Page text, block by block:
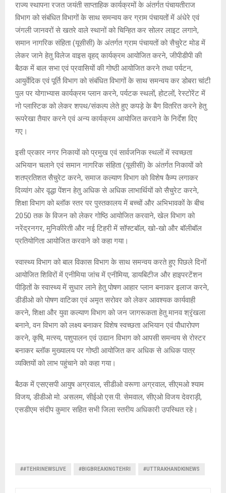
राज्य स्थापना रजत जयंती साप्ताहिक कार्यक्रमों के अंतर्गत पंचायतीराज
विभाग को संबंधित विभागों के साथ समन्वय कर ग्राम पंचायतों में अंधेरे एवं
जंगली जानवरों से खतरे वाले स्थानों को चिन्हित कर सोलर लाइट लगाने,
समान नागरिक संहिता (यूसीसी) के अंतर्गत ग्राम पंचायतों को सैचुरेट मोड में
लेकर जाने हेतु विलेज वाइस वृहद् कार्यक्रम आयोजित करने, जीपीडीपी की
बैठक में बाल सभा एवं प्रवासियों की गोष्ठी आयोजित करने तथा पर्यटन,
आयुर्वेदिक एवं पूर्ति विभाग को संबंधित विभागों के साथ समन्वय कर डोबरा चांटी
पुल पर योगाभ्यास कार्यक्रम प्लान करने, पर्यटक स्थलों, होटलों, रेस्टोरेंट में
नो प्लास्टिक को लेकर शपथ/संकल्प लेते हुए कपड़े के बैग वितरित करने हेतु
रूपरेखा तैयार करने एवं अन्य कार्यक्रम आयोजित करवाने के निर्देश दिए
गए।
इसी प्रकार नगर निकायों को प्रमुख एवं सार्वजनिक स्थलों में स्वच्छता
अभियान चलाने एवं समान नागरिक संहिता (यूसीसी) के अंतर्गत निकायों को
शतप्रतिशत सैचुरेट करने, समाज कल्याण विभाग को विशेष कैम्प लगाकर
दिव्यांग ओर वृद्धा पेंशन हेतु अधिक से अधिक लाभार्थियों को सैचुरेट करने,
शिक्षा विभाग को ब्लॉक स्तर पर पुस्तकालय में बच्चों और अभिभावकों के बीच
2050 तक के विजन को लेकर गोष्ठि आयोजित करवाने, खेल विभाग को
नरेंद्रनगर, मुनिकीरेती और नई टिहरी में सॉफ्टबॉल, खो-खो और बॉलीबॉल
प्रतियोगिता आयोजित करवाने को कहा गया।
स्वास्थ्य विभाग को बाल विकास विभाग के साथ समन्वय करते हुए पिछले दिनों
आयोजित शिविरों में एनीमिया जांच में एनीमिया, डायबिटीज और हाइपरटेंशन
पीड़ितों के स्वास्थ्य में सुधार लाने हेतु पोषण आहार प्लान बनाकर इलाज करने,
डीडीओ को पोषण वाटिका एवं अमृत सरोवर को लेकर आवश्यक कार्यवाही
करने, शिक्षा और युवा कल्याण विभाग को जन जागरूकता हेतु मानव श्रृंखला
बनाने, वन विभाग को लक्ष्य बनाकर विशेष स्वच्छता अभियान एवं पौधारोपण
करने, कृषि, मत्स्य, पशुपालन एवं उद्यान विभाग को आपसी समन्वय से रोस्टर
बनाकर ब्लॉक मुख्यालय पर गोष्ठी आयोजित कर अधिक से अधिक पात्र
व्यक्तियों को लाभ पहुंचाने को कहा गया।
बैठक में एसएसपी आयुष अग्रवाल, सीडीओ वरूणा अग्रवाल, सीएमओ श्याम
विजय, डीडीओ मो. असलम, सीईओ एस.पी. सेमवाल, सीएओ विजय देवराड़ी,
एसडीएम संदीप कुमार सहित सभी जिला स्तरीय अधिकारी उपस्थित रहे।
##TEHRINEWSLIVE #BIGBREAKINGTEHRI #UTTRAKHANDKINEWS